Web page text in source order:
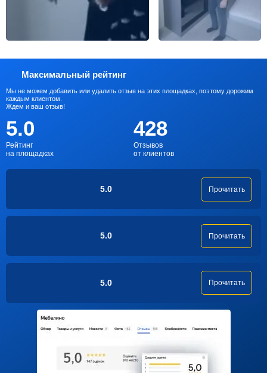
Максимальный рейтинг
Мы не можем добавить или удалить отзыв на этих площадках, поэтому дорожим
каждым клиентом.
Ждем и ваш отзыв!
5.0
Рейтинг
на площадках
428
Отзывов
от клиентов
5.0 Прочитать
5.0 Прочитать
5.0 Прочитать